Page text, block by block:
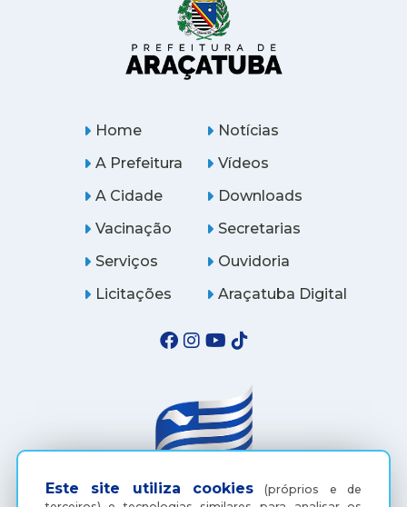
Este site utiliza cookies (próprios e de
Home
A Prefeitura
A Cidade
Notícias
Vídeos
Downloads
Vacinação
Serviços
Licitações
Secretarias
Ouvidoria
Araçatuba Digital